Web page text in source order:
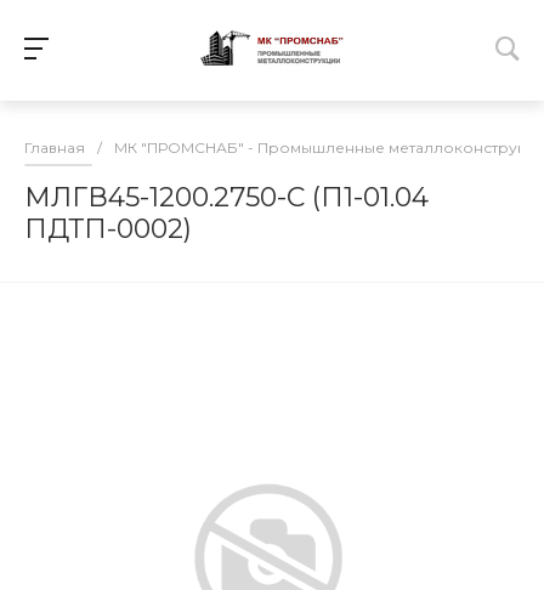
Главная / МК "ПРОМСНАБ" - Промышленные
МЛГВ45-1200.2750-С (П1-01.04
ПДТП-0002)